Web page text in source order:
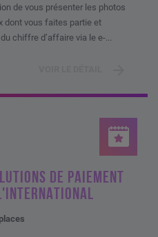
de vous présenter les photos
dont vous faites partie et
chiffre d’affaire via le e-...
DE PAIEMENT